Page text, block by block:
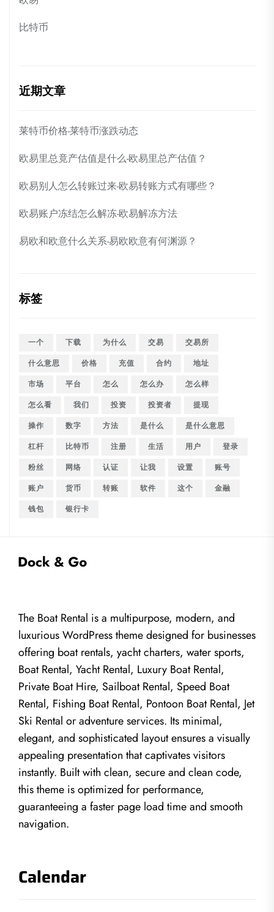
比特币
近期文章
莱特币价格-莱特币涨跌动态
欧易里总竟产估值是什么-欧易里总产估值？
欧易别人怎么转账过来-欧易转账方式有哪些？
欧易账户冻结怎么解冻-欧易解冻方法
易欧和欧意什么关系-易欧欧意有何渊源？
标签
一个 下载 为什么 交易
交易所
什么意思
价格 充值 合约
地址
市场
平台 怎么 怎么办
怎么样
怎么看
我们 投资 投资者
提现
操作
数字 方法 是什么
是什么意思
杠杆
比特币 注册 生活 用户
登录
粉丝
网络 认证 让我 设置
账号
账户
货币 转账 软件 这个
金融
钱包
银行卡
The Boat Rental is a multipurpose, modern, and
luxurious WordPress theme designed for businesses
offering boat rentals, yacht charters, water sports,
Boat Rental, Yacht Rental, Luxury Boat Rental,
Private Boat Hire, Sailboat Rental, Speed Boat
Rental, Fishing Boat Rental, Pontoon Boat Rental, Jet
Ski Rental or adventure services. Its minimal,
elegant, and sophisticated layout ensures a visually
appealing presentation that captivates visitors
instantly. Built with clean, secure and clean code,
this theme is optimized for performance,
guaranteeing a faster page load time and smooth
navigation.
Calendar